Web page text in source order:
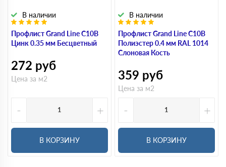
Профлист Grand Line С10В
Цинк 0.35 мм Бесцветный
В наличии
272 руб
Цена за м2
- +
В КОРЗИНУ
Профлист Grand Line С10В
Полиэстер 0.4 мм RAL 1014
Слоновая Кость
В наличии
359 руб
Цена за м2
- +
В КОРЗИНУ